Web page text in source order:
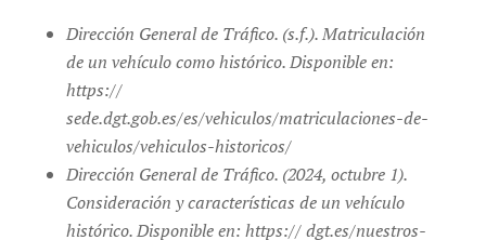
Dirección General de Tráfico. (s.f.). Matriculación
de un vehículo como histórico. Disponible en:
https://
sede.dgt.gob.es/es/vehiculos/matriculaciones-de-
vehiculos/vehiculos-historicos/
Dirección General de Tráfico. (2024, octubre 1).
Consideración y características de un vehículo
histórico. Disponible en: https:// dgt.es/nuestros-